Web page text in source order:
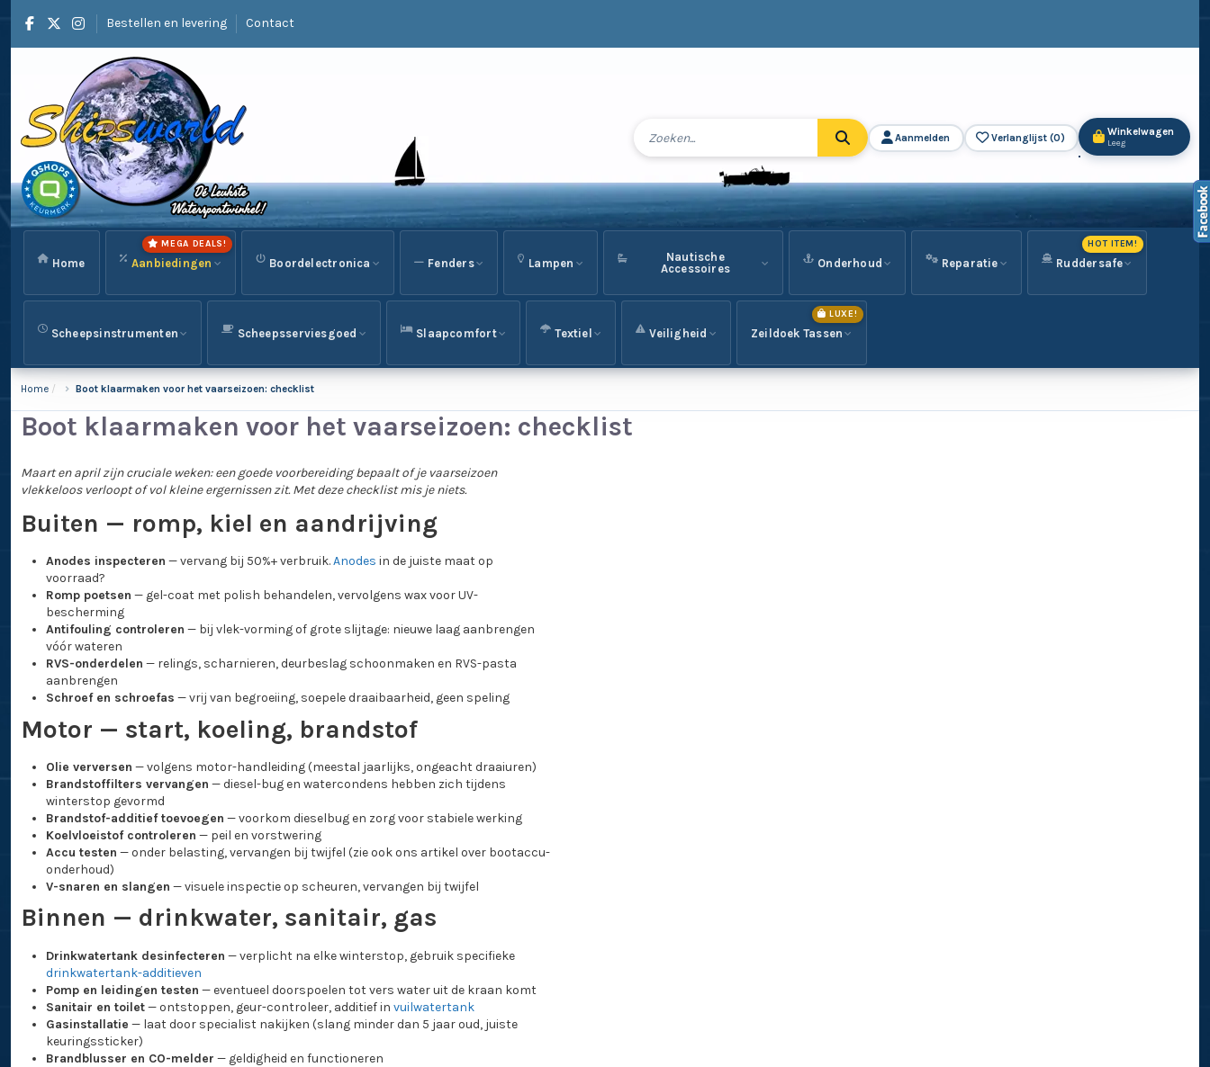
Bestellen en levering Contact
Aanmelden Verlanglijst (0) Winkelwagen
Leeg
Home Aanbiedingen
MEGA DEALS!
Boordelectronica Fenders Lampen
Nautische
Accessoires
Onderhoud Reparatie Ruddersafe
HOT ITEM!
Scheepsinstrumenten Scheepsserviesgoed Slaapcomfort Textiel Veiligheid Zeildoek Tassen
LUXE!
Home Boot klaarmaken voor het vaarseizoen: checklist
Boot klaarmaken voor het vaarseizoen: checklist
Maart en april zijn cruciale weken: een goede voorbereiding bepaalt of je vaarseizoen
vlekkeloos verloopt of vol kleine ergernissen zit. Met deze checklist mis je niets.
Buiten — romp, kiel en aandrijving
Anodes inspecteren — vervang bij 50%+ verbruik.Anodes in de juiste maat op
voorraad?
Romp poetsen — gel-coat met polish behandelen, vervolgens wax voor UV-
bescherming
Antifouling controleren — bij vlek-vorming of grote slijtage: nieuwe laag aanbrengen
vóór wateren
RVS-onderdelen — relings, scharnieren, deurbeslag schoonmaken en RVS-pasta
aanbrengen
Schroef en schroefas — vrij van begroeiing, soepele draaibaarheid, geen speling
Motor — start, koeling, brandstof
Olie verversen — volgens motor-handleiding (meestal jaarlijks, ongeacht draaiuren)
Brandstoffilters vervangen — diesel-bug en watercondens hebben zich tijdens
winterstop gevormd
Brandstof-additief toevoegen — voorkom dieselbug en zorg voor stabiele werking
Koelvloeistof controleren — peil en vorstwering
Accu testen — onder belasting, vervangen bij twijfel (zie ook ons artikel over bootaccu-
onderhoud)
V-snaren en slangen — visuele inspectie op scheuren, vervangen bij twijfel
Binnen — drinkwater, sanitair, gas
Drinkwatertank desinfecteren — verplicht na elke winterstop, gebruik specifieke
drinkwatertank-additieven
Pomp en leidingen testen — eventueel doorspoelen tot vers water uit de kraan komt
Sanitair en toilet— ontstoppen, geur-controleer, additief in vuilwatertank
Gasinstallatie — laat door specialist nakijken (slang minder dan 5 jaar oud, juiste
keuringssticker)
Brandblusser en CO-melder — geldigheid en functioneren